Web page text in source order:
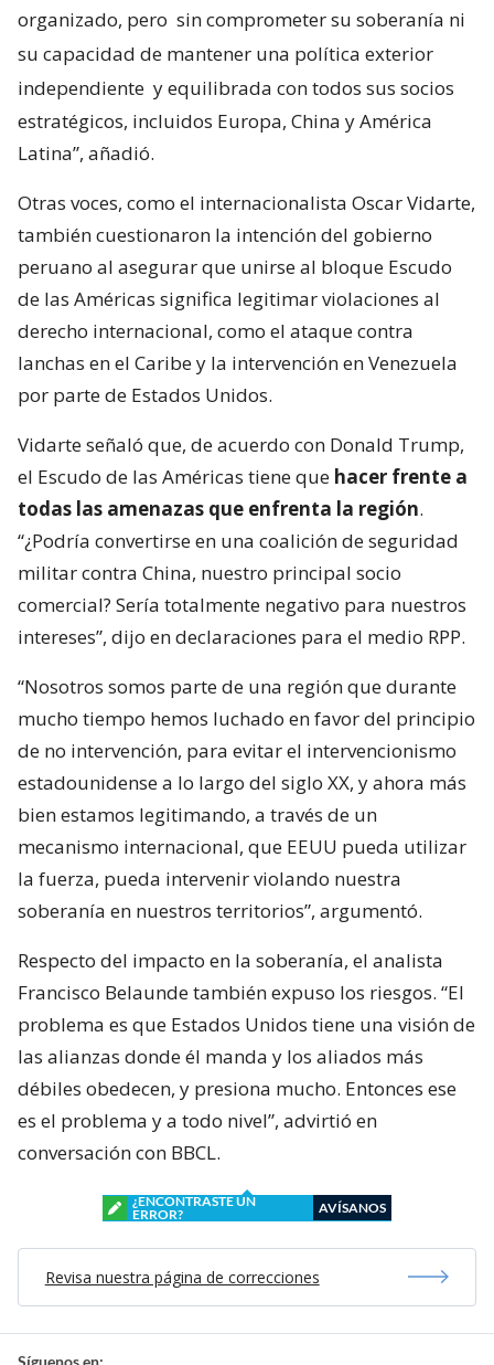
organizado, pero sin comprometer su soberanía ni
su capacidad de mantener una política exterior
independiente y equilibrada con todos sus socios
estratégicos, incluidos Europa, China y América
Latina”, añadió.
Otras voces, como el internacionalista Oscar Vidarte,
también cuestionaron la intención del gobierno
peruano al asegurar que unirse al bloque Escudo
de las Américas significa legitimar violaciones al
derecho internacional, como el ataque contra
lanchas en el Caribe y la intervención en Venezuela
por parte de Estados Unidos.
Vidarte señaló que, de acuerdo con Donald Trump,
el Escudo de las Américas tiene que hacer frente a
todas las amenazas que enfrenta la región.
“¿Podría convertirse en una coalición de seguridad
militar contra China, nuestro principal socio
comercial? Sería totalmente negativo para nuestros
intereses”, dijo en declaraciones para el medio RPP.
“Nosotros somos parte de una región que durante
mucho tiempo hemos luchado en favor del principio
de no intervención, para evitar el intervencionismo
estadounidense a lo largo del siglo XX, y ahora más
bien estamos legitimando, a través de un
mecanismo internacional, que EEUU pueda utilizar
la fuerza, pueda intervenir violando nuestra
soberanía en nuestros territorios”, argumentó.
Respecto del impacto en la soberanía, el analista
Francisco Belaunde también expuso los riesgos. “El
problema es que Estados Unidos tiene una visión de
las alianzas donde él manda y los aliados más
débiles obedecen, y presiona mucho. Entonces ese
es el problema y a todo nivel”, advirtió en
conversación con BBCL.
¿ENCONTRASTE UN
ERROR?
AVÍSANOS
Revisa nuestra página de correcciones
Síguenos en: